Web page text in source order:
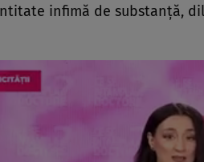
infimă de substanţă,